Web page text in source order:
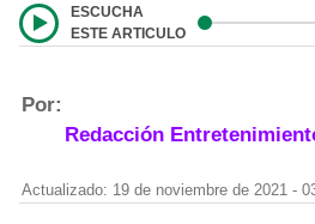
ESCUCHA
ESTE ARTICULO
Por:
Redacción
Actualizado: 19 de noviembre de 2021 -